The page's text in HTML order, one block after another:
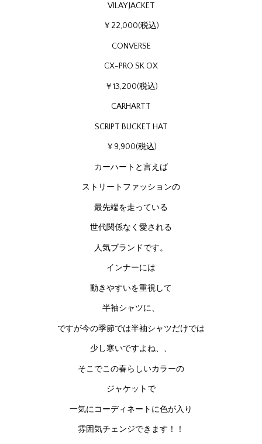
VILAY JACKET
￥22,000(税込)
CONVERSE
CX-PRO SK OX
￥13,200(税込)
CARHARTT
SCRIPT BUCKET HAT
￥9,900(税込)
カーハートと言えば
ストリートファッションの
最先端を走っている
世代関係なく愛される
人気ブランドです。
インナーには
動きやすいを重視して
半袖シャツに、
ですが今の季節では半袖シャツだけでは
少し寒いですよね、、
そこでこの春らしいカラーの
ジャケットで
一気にコーディネートに色が入り
雰囲気チェンジできます！！